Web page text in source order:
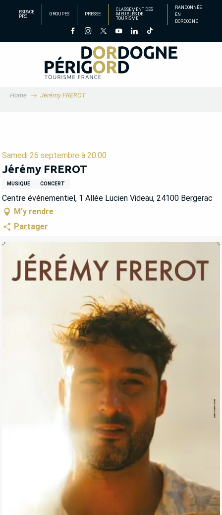
principal
ESPACE
PRO
GROUPES PRESSE
CLASSEMENT DES
MEUBLÉS DE
TOURISME
RANDONNÉE
EN
DORDOGNE
Home Jérémy FREROT
Samedi 26 septembre à 20:00
Jérémy FREROT
MUSIQUE CONCERT
Centre événementiel, 1 Allée Lucien Videau, 24100 Bergerac
M'y rendre
Partager